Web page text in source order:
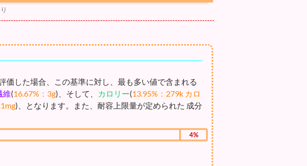
価した場合、この基準に対し、最も多い値で含まれる
維(16.67%：3g)、そして、 カロリー(13.95%：279k カロ
)、となります。また、耐容上限量が定められた 成分
4%